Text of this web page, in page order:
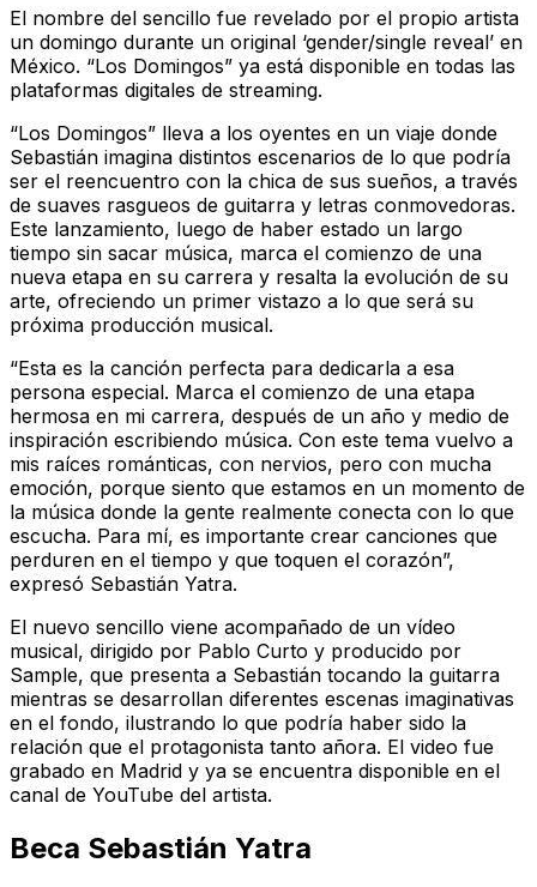
El nombre del sencillo fue revelado por el propio artista
un domingo durante un original ‘gender/single reveal’ en
México. “Los Domingos” ya está disponible en todas las
plataformas digitales de streaming.
“Los Domingos” lleva a los oyentes en un viaje donde
Sebastián imagina distintos escenarios de lo que podría
ser el reencuentro con la chica de sus sueños, a través
de suaves rasgueos de guitarra y letras conmovedoras.
Este lanzamiento, luego de haber estado un largo
tiempo sin sacar música, marca el comienzo de una
nueva etapa en su carrera y resalta la evolución de su
arte, ofreciendo un primer vistazo a lo que será su
próxima producción musical.
“Esta es la canción perfecta para dedicarla a esa
persona especial. Marca el comienzo de una etapa
hermosa en mi carrera, después de un año y medio de
inspiración escribiendo música. Con este tema vuelvo a
mis raíces románticas, con nervios, pero con mucha
emoción, porque siento que estamos en un momento de
la música donde la gente realmente conecta con lo que
escucha. Para mí, es importante crear canciones que
perduren en el tiempo y que toquen el corazón”,
expresó Sebastián Yatra.
El nuevo sencillo viene acompañado de un vídeo
musical, dirigido por Pablo Curto y producido por
Sample, que presenta a Sebastián tocando la guitarra
mientras se desarrollan diferentes escenas imaginativas
en el fondo, ilustrando lo que podría haber sido la
relación que el protagonista tanto añora. El video fue
grabado en Madrid y ya se encuentra disponible en el
canal de YouTube del artista.
Beca Sebastián Yatra